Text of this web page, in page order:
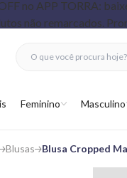
Feminino Masculino
Blusas Blusa Cropped